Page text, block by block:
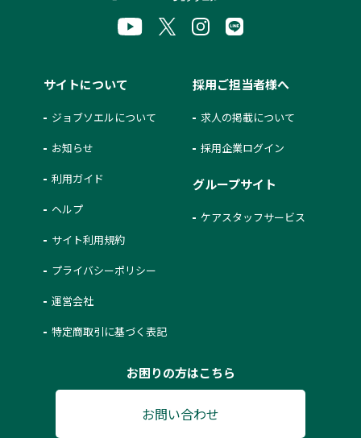
サイトについて
ジョブソエルについて
お知らせ
利用ガイド
ヘルプ
サイト利用規約
プライバシーポリシー
運営会社
特定商取引に基づく表記
採用ご担当者様へ
求人の掲載について
採用企業ログイン
グループサイト
ケアスタッフサービス
お困りの方はこちら
お問い合わせ